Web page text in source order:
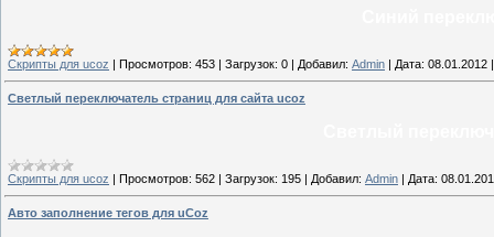
Скрипты для ucoz | Просмотров: 453 | Загрузок: 0 | Добавил: Admin | Дата: 08.01.2012
Светлый переключатель страниц для сайта ucoz
Скрипты для ucoz | Просмотров: 562 | Загрузок: 195 | Добавил: Admin | Дата:
Авто заполнение тегов для uCoz